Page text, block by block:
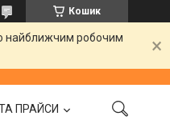
Кошик
найближчим робочим
ПРАЙСИ